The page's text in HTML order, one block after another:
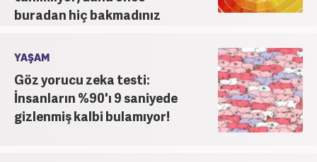
buradan hiç bakmadınız
YAŞAM
Göz yorucu zeka testi:
İnsanların %90'ı 9 saniyede
gizlenmiş kalbi bulamıyor!